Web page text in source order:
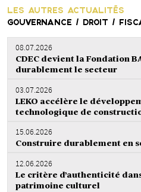
LES AUTRES ACTUALITÉS
GOUVERNANCE / DROIT /
08.07.2026
CDEC devient la Fondation
durablement le secteur
03.07.2026
LEKO accélère le
technologique de
15.06.2026
Construire durablement en
12.06.2026
Le critère d’authenticité
patrimoine culturel